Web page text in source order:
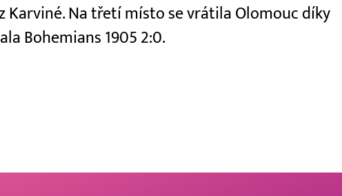
Karviné. Na třetí místo se vrátila Olomouc díky
Bohemians 1905 2:0.